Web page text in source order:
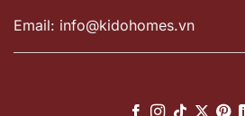
Email: info@kidohomes.vn